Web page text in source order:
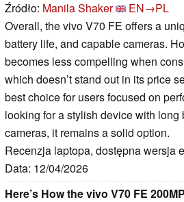
Źródło: Manila Shaker
EN→PL
Overall, the vivo V70 FE offers a
battery life, and capable cameras.
becomes less compelling when
which doesn’t stand out in its price
best choice for users focused on
looking for a stylish device with
cameras, it remains a solid option.
Recenzja laptopa, dostępna wersja
Data: 12/04/2026
Here’s How the vivo V70 FE